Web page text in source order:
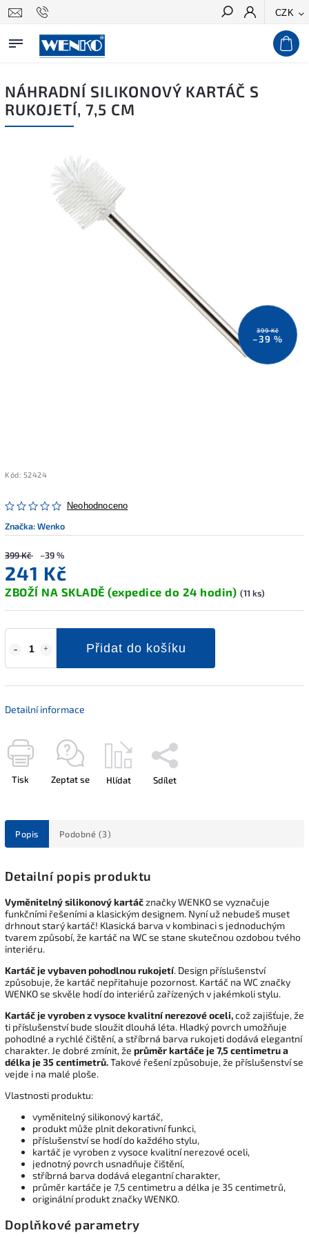
CZK
Hledat
NÁHRADNÍ SILIKONOVÝ KARTÁČ S
RUKOJETÍ, 7,5 CM
399 Kč
–39 %
Kód: 52424
Neohodnoceno
Značka:Wenko
399 Kč –39 %
241 Kč
ZBOŽÍ NA SKLADĚ (expedice do 24 hodin) (11 ks)
Přidat do košíku
Detailní informace
Tisk Zeptat se Hlídat Sdílet
Popis Podobné (3)
Detailní popis produktu
Vyměnitelný silikonový kartáčznačky WENKO se vyznačuje
funkčními řešeními a klasickým designem. Nyní už nebudeš muset
drhnout starý kartáč! Klasická barva v kombinaci s jednoduchým
tvarem způsobí, že kartáč na WC se stane skutečnou ozdobou tvého
interiéru.
Kartáč je vybaven pohodlnou rukojetí. Design příslušenství
způsobuje, že kartáč nepřitahuje pozornost. Kartáč na WC značky
WENKO se skvěle hodí do interiérů zařízených v jakémkoli stylu.
Kartáč je vyroben z vysoce kvalitní nerezové oceli,což zajišťuje, že
ti příslušenství bude sloužit dlouhá léta. Hladký povrch umožňuje
pohodlné a rychlé čištění, a stříbrná barva rukojeti dodává elegantní
charakter. Je dobré zmínit, že průměr kartáče je 7,5 centimetru a
délka je 35 centimetrů.Takové řešení způsobuje, že příslušenství se
vejde i na malé ploše.
Vlastnosti produktu:
vyměnitelný silikonový kartáč,
produkt může plnit dekorativní funkci,
příslušenství se hodí do každého stylu,
kartáč je vyroben z vysoce kvalitní nerezové oceli,
jednotný povrch usnadňuje čištění,
stříbrná barva dodává elegantní charakter,
průměr kartáče je 7,5 centimetru a délka je 35 centimetrů,
originální produkt značky WENKO.
Doplňkové parametry